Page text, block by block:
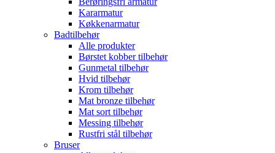
Kararmatur
Køkkenarmatur
Badtilbehør
Alle produkter
Børstet kobber tilbehør
Gunmetal tilbehør
Hvid tilbehør
Krom tilbehør
Mat bronze tilbehør
Mat sort tilbehør
Messing tilbehør
Rustfri stål tilbehør
Bruser